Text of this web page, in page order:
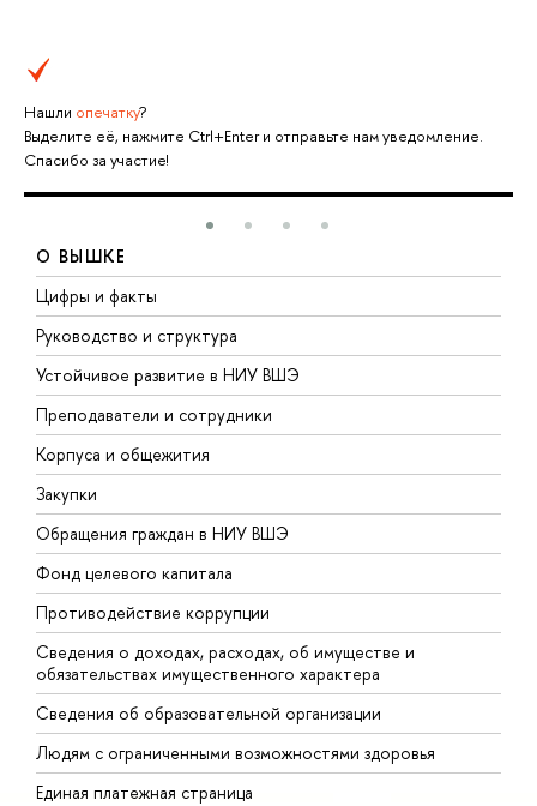
Нашли опечатку?
Выделите её, нажмите Ctrl+Enter и отправьте нам уведомление.
Спасибо за участие!
О ВЫШКЕ
Цифры и факты
Руководство и структура
Устойчивое развитие в НИУ ВШЭ
Преподаватели и сотрудники
Корпуса и общежития
Закупки
Обращения граждан в НИУ ВШЭ
Фонд целевого капитала
Противодействие коррупции
Сведения о доходах, расходах, об имуществе и
обязательствах имущественного характера
Сведения об образовательной организации
Людям с ограниченными возможностями здоровья
Единая платежная страница